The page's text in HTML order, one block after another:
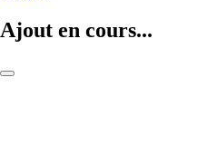
Ajout en cours...